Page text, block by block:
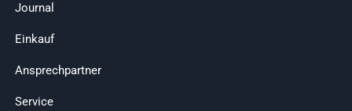
Journal
Einkauf
Ansprechpartner
Service